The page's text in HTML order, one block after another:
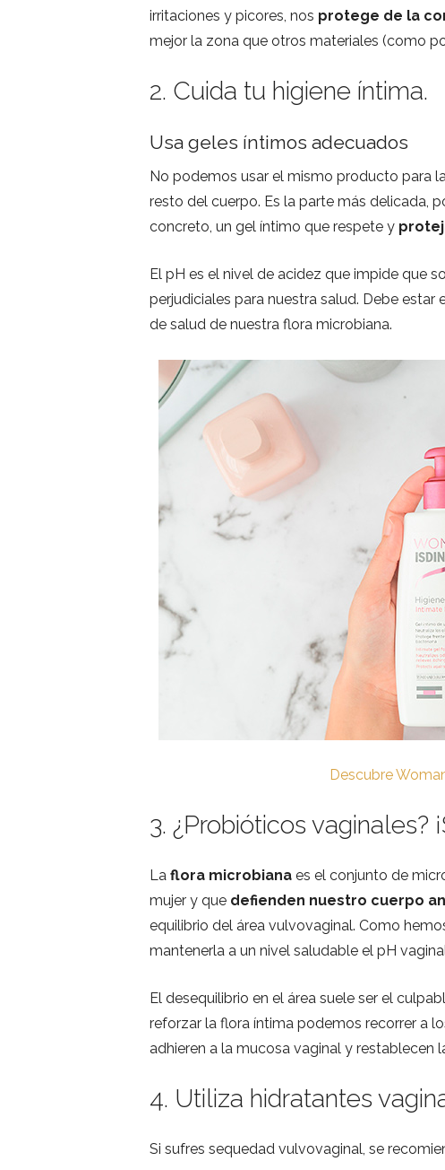
irritaciones y picores, nos protege de la
mejor la zona que otros materiales (como
2. Cuida tu higiene íntima.
Usa geles íntimos adecuados
No podemos usar el mismo producto para la
resto del cuerpo. Es la parte más delicada,
concreto, un gel íntimo que respete y
El pH es el nivel de acidez que impide que
perjudiciales para nuestra salud. Debe estar
de salud de nuestra flora microbiana.
Descubre
3. ¿Probióticos vaginales?
La flora microbiana es el conjunto de
mujer y que defienden nuestro cuerpo
equilibrio del área vulvovaginal. Como
mantenerla a un nivel saludable el pH
El desequilibrio en el área suele ser el
reforzar la flora íntima podemos recorrer a
adhieren a la mucosa vaginal y restablecen
4. Utiliza hidratantes
Si sufres sequedad vulvovaginal, se